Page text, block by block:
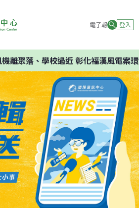
電子報 登入
離聚落、學校過近 彰化福漢風電案環